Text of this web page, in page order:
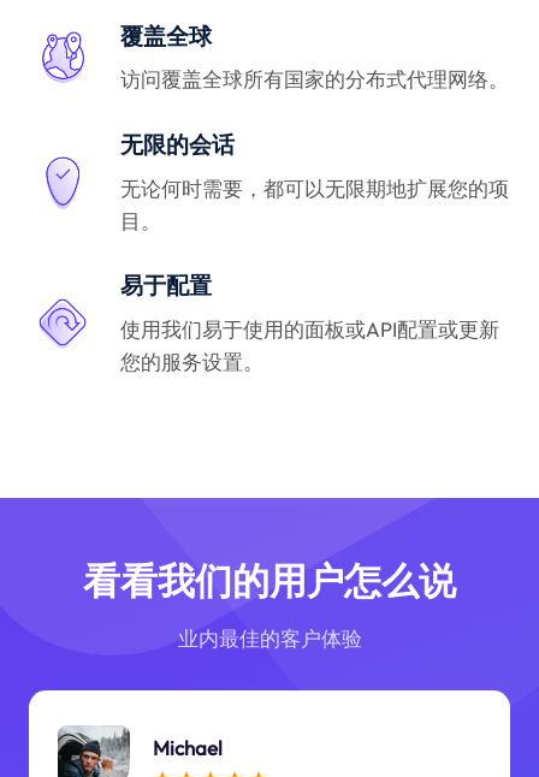
覆盖全球
访问覆盖全球所有国家的分布式代理网络。
无限的会话
无论何时需要，都可以无限期地扩展您的项
目。
易于配置
使用我们易于使用的面板或API配置或更新
您的服务设置。
看看我们的用户怎么说
业内最佳的客户体验
Michael